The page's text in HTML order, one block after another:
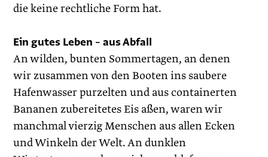
die keine rechtliche Form hat.
Ein gutes Leben – aus Abfall
An wilden, bunten Sommertagen, an denen
wir zusammen von den Booten ins saubere
Hafenwasser purzelten und aus containerten
Bananen zubereitetes Eis aßen, waren wir
manchmal vierzig Menschen aus allen Ecken
und Winkeln der Welt. An dunklen